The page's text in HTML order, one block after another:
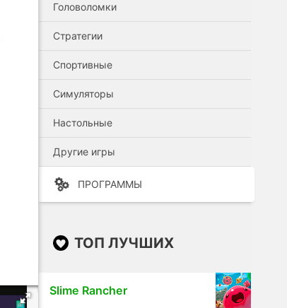
Головоломки
Стратегии
Спортивные
Симуляторы
Настольные
Другие игры
ПРОГРАММЫ
ТОП ЛУЧШИХ
Slime Rancher